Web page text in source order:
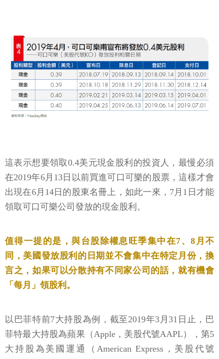
這表示想要領取0.4美元現金股利的投資人，最慢必須
在2019年6月13日以前買進可口可樂的股票，這樣才會
出現在6月14日的股東名冊上，如此一來，7月1日才能
領取可口可樂公司發放的現金股利。
值得一提的是，與台股除權息旺季集中在7、8月不
同，美國發放股利的日期並不會集中在特定月份，換
言之，如果可以分散持有不同家公司的話，就有機會
「每月」領股利。
以巴菲特前7大持股為例，截至2019年3月31日止，巴
菲特最大持股為蘋果（Apple，美股代號AAPL），第5
大持股為美國運通（American Express，美股代號